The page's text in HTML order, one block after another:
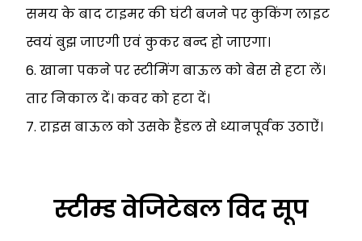
समय के बाद टाइमर की घंटी बजने पर कुकिंग लाइट
स्वयं बुझ जाएगी एवं कुकर बन्द हो जाएगा।
6. खाना पकने पर स्टीमिंग बाऊल को बेस से हटा लें।
तार निकाल दें। कवर को हटा दें।
7. राइस बाऊल को उसके हैंडल से ध्यानपूर्वक उठाऐं।
स्टीम्ड वेजिटेबल विद सूप